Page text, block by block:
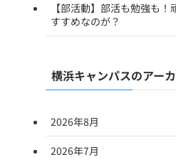
【部活動】部活も勉強も
すすめなのが？
横浜キャンパスのアー
2026年8月
2026年7月